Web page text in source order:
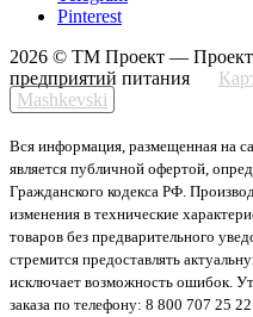
Pinterest
2026 © ТМ Проект —
предприятий питания
Mashkevski
Вся информация, размещенная на
является публичной офертой,
Гражданского кодекса РФ.
изменения в технические
товаров без предварительного
стремится предоставлять
исключает возможность ошибок.
заказа по телефону: 8 800 707 25 22.